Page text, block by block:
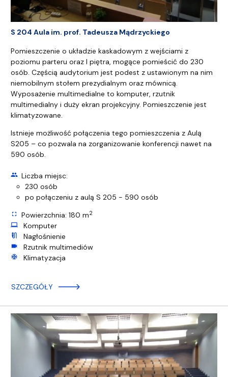
S 204 Aula im. prof. Tadeusza Mądrzyckiego
Pomieszczenie o układzie kaskadowym z wejściami z
poziomu parteru oraz I piętra, mogące pomieścić do 230
osób. Częścią audytorium jest podest z ustawionym na nim
niemobilnym stołem prezydialnym oraz mównicą.
Wyposażenie multimedialne to komputer, rzutnik
multimedialny i duży ekran projekcyjny. Pomieszczenie jest
klimatyzowane.
Istnieje możliwość połączenia tego pomieszczenia z Aulą
S205 – co pozwala na zorganizowanie konferencji nawet na
590 osób.
group Liczba miejsc:
230 osób
po połączeniu z aulą S 205 - 590 osób
fullscreen Powierzchnia: 180 m2
computer
Komputer
mic_external_on Nagłośnienie
videocam Rzutnik multimediów
ac_unit Klimatyzacja
SZCZEGÓŁY